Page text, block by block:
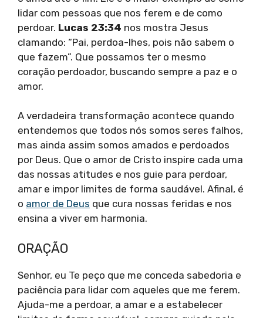
lidar com pessoas que nos ferem e de como
perdoar. Lucas 23:34 nos mostra Jesus
clamando: “Pai, perdoa-lhes, pois não sabem o
que fazem”. Que possamos ter o mesmo
coração perdoador, buscando sempre a paz e o
amor.
A verdadeira transformação acontece quando
entendemos que todos nós somos seres falhos,
mas ainda assim somos amados e perdoados
por Deus. Que o amor de Cristo inspire cada uma
das nossas atitudes e nos guie para perdoar,
amar e impor limites de forma saudável. Afinal, é
o amor de Deus que cura nossas feridas e nos
ensina a viver em harmonia.
ORAÇÃO
Senhor, eu Te peço que me conceda sabedoria e
paciência para lidar com aqueles que me ferem.
Ajuda-me a perdoar, a amar e a estabelecer